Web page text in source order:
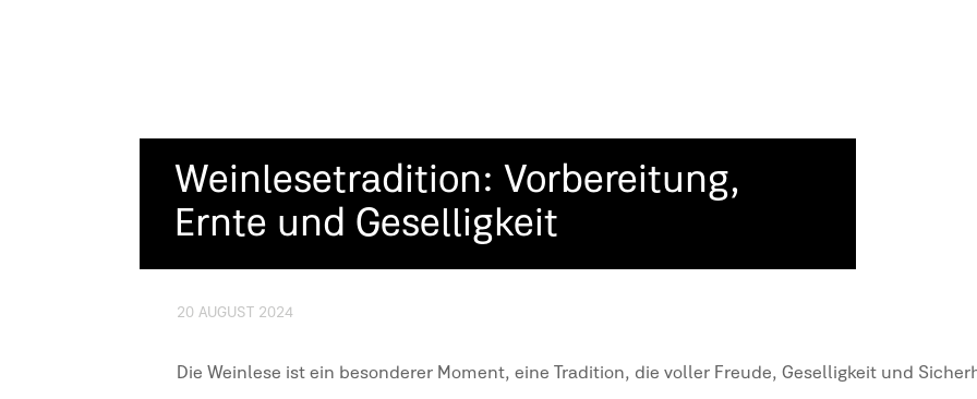
Weinlesetradition: Vorbereitung,
Ernte und Geselligkeit
20 AUGUST 2024
Die Weinlese ist ein besonderer Moment, eine Tradition, die voller Freude, Geselligkeit und